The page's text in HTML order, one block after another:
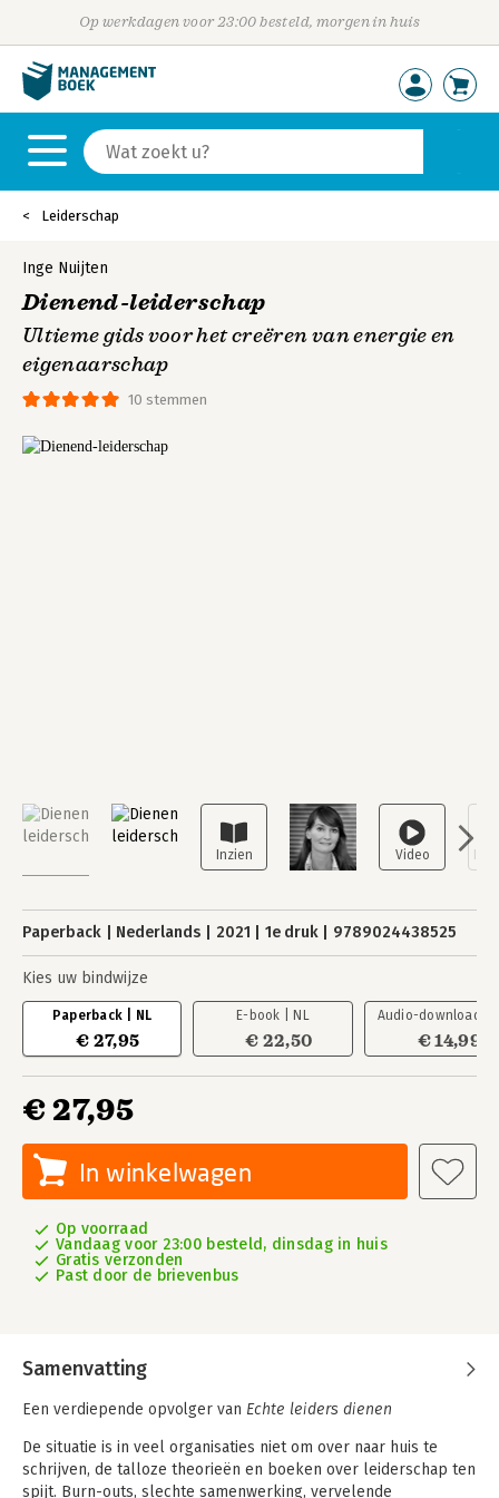
Op werkdagen voor 23:00 besteld, morgen in huis
Leiderschap
10 stemmen
Inge Nuijten
Dienend-leiderschap
Ultieme gids voor het creëren van energie en
eigenaarschap
Paperback Nederlands 2021 1e druk 9789024438525
Kies uw bindwijze
Paperback | NL
€ 27,95
E-book | NL
€ 22,50
Audio-download |
€ 14,99
€ 27,95
In winkelwagen
Op voorraad
Vandaag voor 23:00 besteld, dinsdag in huis
Gratis verzonden
Past door de brievenbus
Samenvatting
Een verdiepende opvolger van Echte leiders dienen
De situatie is in veel organisaties niet om over naar huis te
schrijven, de talloze theorieën en boeken over leiderschap ten
spijt. Burn-outs, slechte samenwerking, vervelende